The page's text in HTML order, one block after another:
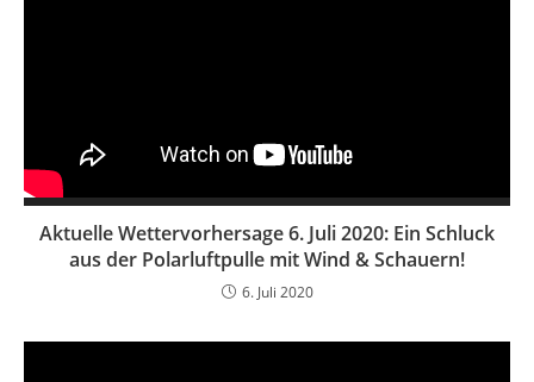
Aktuelle Wettervorhersage 6. Juli 2020: Ein Schluck
aus der Polarluftpulle mit Wind & Schauern!
6. Juli 2020